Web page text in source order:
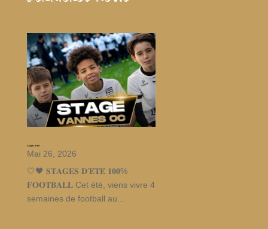
Stages d’été
Mai 26, 2026
🤍🖤 𝐒𝐓𝐀𝐆𝐄𝐒 𝐃’𝐄́𝐓𝐄́ 𝟏𝟎𝟎%
𝐅𝐎𝐎𝐓𝐁𝐀𝐋𝐋 Cet été, viens vivre 4
semaines de football au...